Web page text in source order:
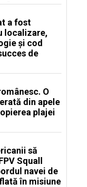
a fost
localizare,
și cod
de
O
din apele
plajei
să
Squall
navei de
în misiune